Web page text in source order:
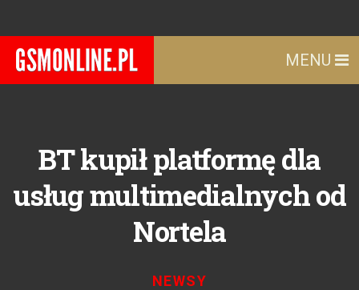
MENU
BT kupił platformę dla
usług multimedialnych od
Nortela
NEWSY